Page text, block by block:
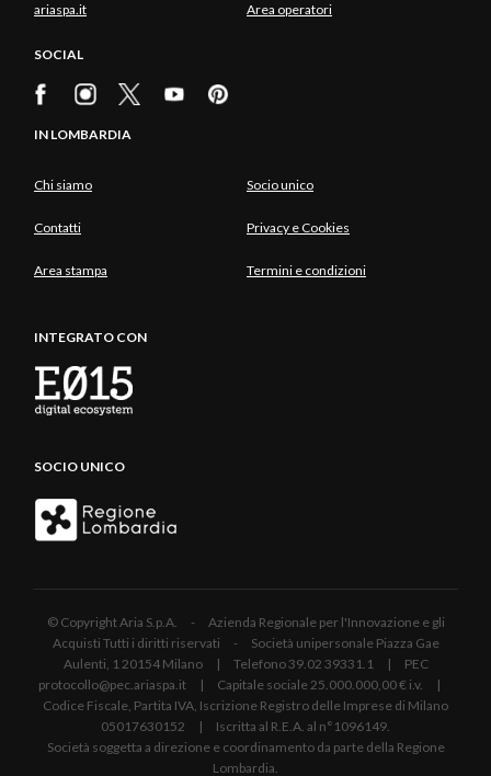
ariaspa.it Area operatori
SOCIAL
IN LOMBARDIA
Chi siamo Socio unico
Contatti Privacy e Cookies
Area stampa Termini e condizioni
INTEGRATO CON
SOCIO UNICO
© Copyright Aria S.p.A. - Azienda Regionale per l'Innovazione e gli
Acquisti Tutti i diritti riservati - Società unipersonale Piazza Gae
Aulenti, 1 20154 Milano | Telefono 39.02 39331.1 | PEC
protocollo@pec.ariaspa.it | Capitale sociale 25.000.000,00 € i.v. |
Codice Fiscale, Partita IVA, Iscrizione Registro delle Imprese di Milano
05017630152 | Iscritta al R.E.A. al n°1096149.
Società soggetta a direzione e coordinamento da parte della Regione
Lombardia.